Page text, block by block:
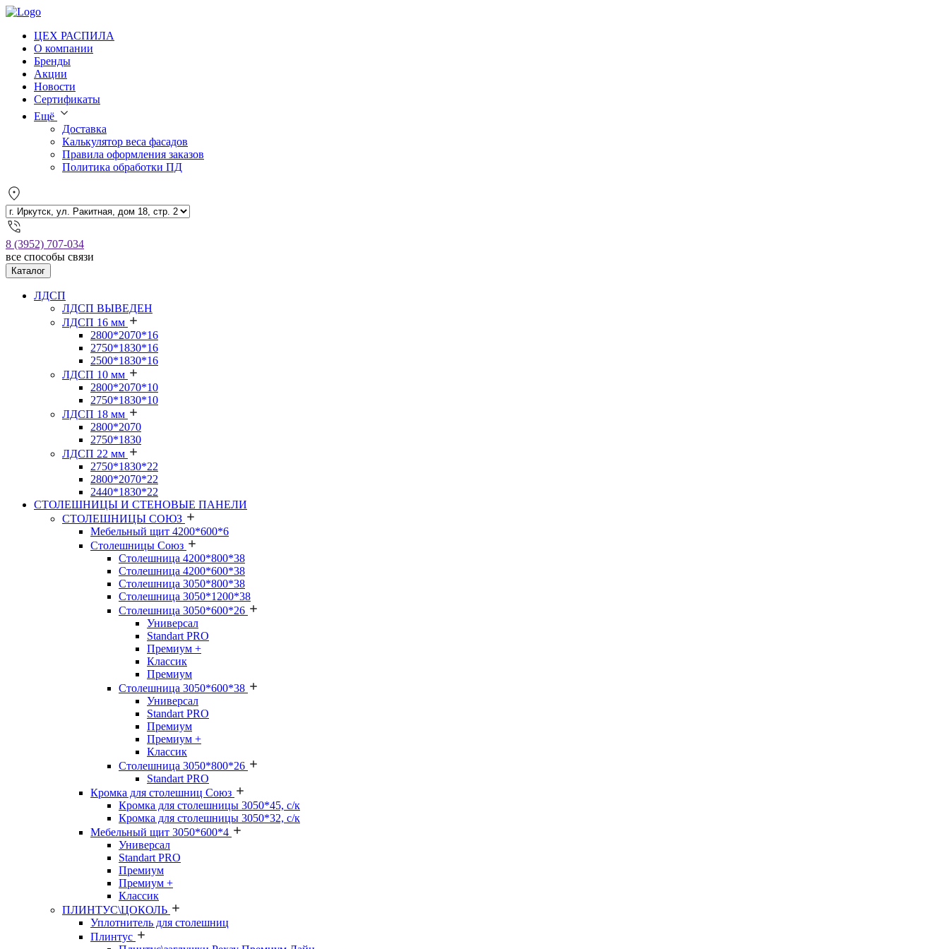
ЦЕХ РАСПИЛА
О компании
Бренды
Акции
Новости
Сертификаты
Ещё
Доставка
Калькулятор веса фасадов
Правила оформления заказов
Политика обработки ПД
8 (3952) 707-034
все способы связи
Каталог
ЛДСП
ЛДСП ВЫВЕДЕН
ЛДСП 16 мм
2800*2070*16
2750*1830*16
2500*1830*16
ЛДСП 10 мм
2800*2070*10
2750*1830*10
ЛДСП 18 мм
2800*2070
2750*1830
ЛДСП 22 мм
2750*1830*22
2800*2070*22
2440*1830*22
СТОЛЕШНИЦЫ И СТЕНОВЫЕ ПАНЕЛИ
СТОЛЕШНИЦЫ СОЮЗ
Мебельный щит 4200*600*6
Столешницы Союз
Столешница 4200*800*38
Столешница 4200*600*38
Столешница 3050*800*38
Столешница 3050*1200*38
Столешница 3050*600*26
Универсал
Standart PRO
Премиум +
Классик
Премиум
Столешница 3050*600*38
Универсал
Standart PRO
Премиум
Премиум +
Классик
Столешница 3050*800*26
Standart PRO
Кромка для столешниц Союз
Кромка для столешницы 3050*45, с/к
Кромка для столешницы 3050*32, с/к
Мебельный щит 3050*600*4
Универсал
Standart PRO
Премиум
Премиум +
Классик
ПЛИНТУС\ЦОКОЛЬ
Уплотнитель для столешниц
Плинтус